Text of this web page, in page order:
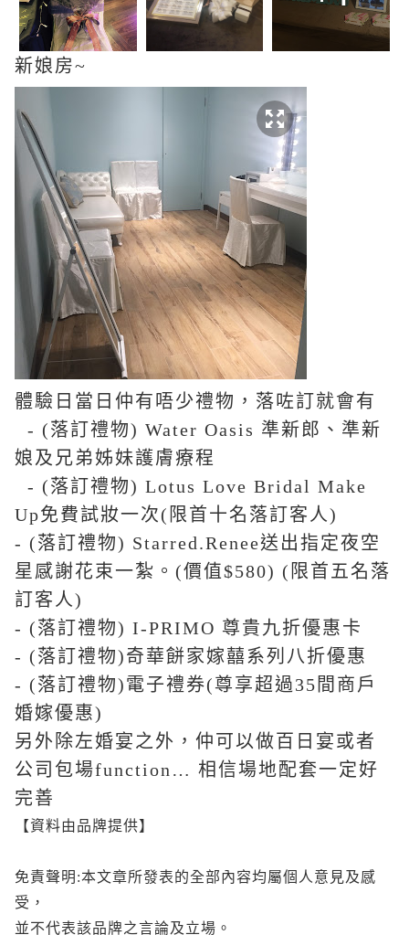
新娘房~
體驗日當日仲有唔少禮物，落咗訂就會有
- (落訂禮物) Water Oasis 準新郎、準新
娘及兄弟姊妹護膚療程
- (落訂禮物) Lotus Love Bridal Make
Up免費試妝一次(限首十名落訂客人)
- (落訂禮物) Starred.Renee送出指定夜空
星感謝花束一紮。(價值$580) (限首五名落
訂客人)
- (落訂禮物) I-PRIMO 尊貴九折優惠卡
- (落訂禮物)奇華餅家嫁囍系列八折優惠
- (落訂禮物)電子禮券(尊享超過35間商戶
婚嫁優惠)
另外除左婚宴之外，仲可以做百日宴或者
公司包場function… 相信場地配套一定好
完善
【資料由品牌提供】
免責聲明:本文章所發表的全部內容均屬個人意見及感
受，
並不代表該品牌之言論及立場。